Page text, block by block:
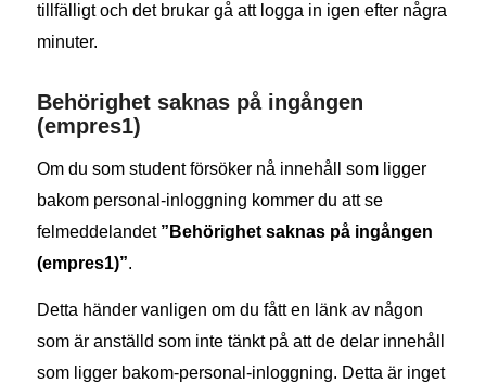
tillfälligt och det brukar gå att logga in igen efter några
minuter.
Behörighet saknas på ingången
(empres1)
Om du som student försöker nå innehåll som ligger
bakom personal-inloggning kommer du att se
felmeddelandet ”Behörighet saknas på ingången
(empres1)”.
Detta händer vanligen om du fått en länk av någon
som är anställd som inte tänkt på att de delar innehåll
som ligger bakom-personal-inloggning. Detta är inget